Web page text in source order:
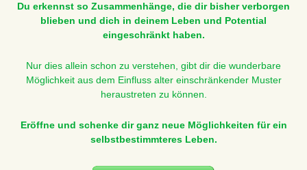
Du erkennst so Zusammenhänge, die dir bisher verborgen
blieben und dich in deinem Leben und Potential
eingeschränkt haben.
Nur dies allein schon zu verstehen, gibt dir die wunderbare
Möglichkeit aus dem Einfluss alter einschränkender Muster
heraustreten zu können.
Eröffne und schenke dir ganz neue Möglichkeiten für ein
selbstbestimmteres Leben.